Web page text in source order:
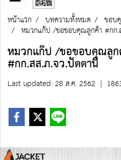
หน้าแรก บทความทั้งหมด ขอบ
หมวกแก๊ป /ขอขอบคุณลูกค้า #กก.
หมวกแก๊ป /ขอขอบคุณลูก
#กก.สส.ภ.จว.ปัตตานี
Last updated: 28 ส.ค. 2562 |